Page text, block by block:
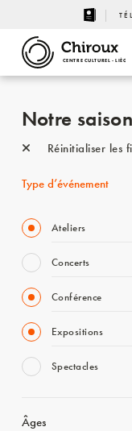
CENTRE CULTUREL - LIÈGE
Notre saison
Réinitialiser les
Type d’événement
Ateliers
Concerts
Conférence
Expositions
Spectacles
Âges